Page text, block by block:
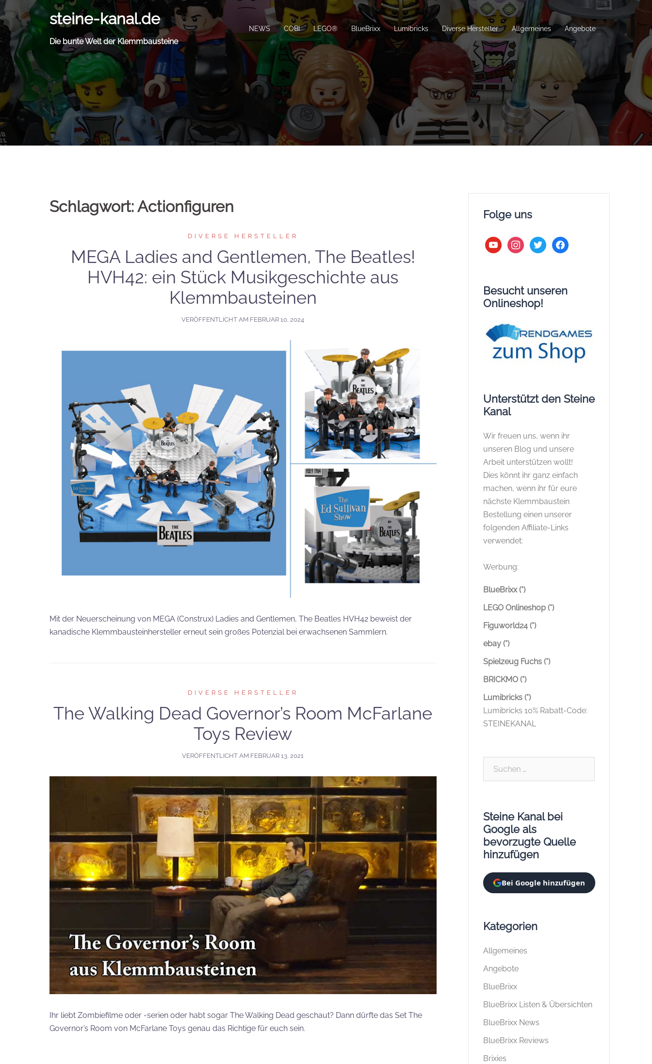
Zum
Inhalt
springen
steine-kanal.de
Die bunte Welt der Klemmbausteine
NEWS COBI LEGO® BlueBrixx Lumibricks Diverse Hersteller Allgemeines Angebote
Schlagwort:Actionfiguren
DIVERSE HERSTELLER
MEGA Ladies and Gentlemen, The Beatles!
HVH42: ein Stück Musikgeschichte aus
Klemmbausteinen
VERÖFFENTLICHT AM FEBRUAR 10, 2024
Mit der Neuerscheinung von MEGA (Construx) Ladies and Gentlemen, The Beatles HVH42 beweist der
kanadische Klemmbausteinhersteller erneut sein großes Potenzial bei erwachsenen Sammlern.
DIVERSE HERSTELLER
The Walking Dead Governor’s Room McFarlane
Toys Review
VERÖFFENTLICHT AM FEBRUAR 13, 2021
Ihr liebt Zombiefilme oder -serien oder habt sogar The Walking Dead geschaut? Dann dürfte das Set The
Governor’s Room von McFarlane Toys genau das Richtige für euch sein.
Folge uns
youtubeinstagram
twitter facebook
Besucht unseren
Onlineshop!
Unterstützt den Steine
Kanal
Wir freuen uns, wenn ihr
unseren Blog und unsere
Arbeit unterstützen wollt!
Dies könnt ihr ganz einfach
machen, wenn ihr für eure
nächste Klemmbaustein
Bestellung einen unserer
folgenden Affiliate-Links
verwendet:
Werbung:
BlueBrixx (*)
LEGO Onlineshop (*)
Figuworld24 (*)
ebay (*)
Spielzeug Fuchs (*)
BRICKMO (*)
Lumibricks (*)
Lumibricks 10% Rabatt-Code:
STEINEKANAL
Steine Kanal bei
Google als
bevorzugte Quelle
hinzufügen
Bei Google hinzufügen
Kategorien
Allgemeines
Angebote
BlueBrixx
BlueBrixx Listen & Übersichten
BlueBrixx News
BlueBrixx Reviews
Brixies